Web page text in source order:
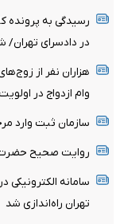
در دادسرای تهران/ شناسایی و
هزاران نفر از
وام ازدواج در
سازمان ثبت وارد
روایت صحیح حضرت
سامانه
تهران راه‌اندازی شد